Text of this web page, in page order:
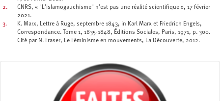
2.
CNRS, « "L’islamogauchisme" n’est pas une réalité scientifique », 17 février
2021.
3.
K. Marx, Lettre à Ruge, septembre 1843, in Karl Marx et Friedrich Engels,
Correspondance. Tome 1, 1835-1848, Éditions Sociales, Paris, 1971, p. 300.
Cité par N. Fraser, Le Féminisme en mouvements, La Découverte, 2012.